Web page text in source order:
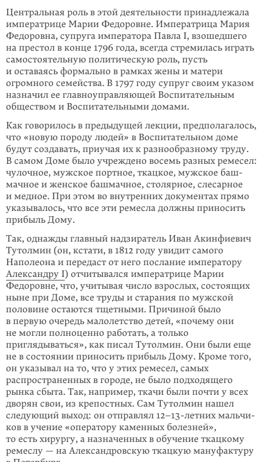
Центральная роль в этой деятельности принадлежала
императрице Марии Федо­ровне. Императрица Мария
Федо­ровна, супруга императора Павла I, взо­шедшего
на престол в конце 1796 го­да, всегда стремилась играть
самостоя­тель­ную политическую роль, пусть
и оставаясь формально в рамках жены и матери
огромного семейства. В 1797 го­­ду супруг своим указом
назна­чил ее главно­управ­ляю­щей Воспита­тельным
обществом и Воспи­тательными домами.
Как говорилось в предыдущей лекции, пред­полагалось,
что «новую породу людей» в Воспитательном доме
будут создавать, приучая их к разно­образному труду.
В самом Доме было учреждено восемь разных реме­сел:
чулочное, муж­ское портное, ткацкое, мужское баш­
мач­­ное и женское башмач­ное, столяр­ное, слесарное
и медное. При этом во внутренних документах прямо
указывалось, что все эти ремесла должны приносить
прибыль Дому.
Так, однажды главный надзи­ратель Иван Акинфиевич
Тутолмин (он, кста­ти, в 1812 году увидит самого
Наполео­на и передаст от него послание импера­тору
Александру I) отчи­ты­вался императрице Марии
Федоровне, что, учитывая число взрослых, состоящих
ныне при Доме, все труды и старания по мужской
половине остаются тщетными. Причиной было
в первую очередь малолетство детей, «почему они
не могли полноценно работать, а только
приглядываться», как писал Тутолмин. Они были еще
не в состоя­нии приносить при­быль Дому. Кроме того,
он ука­зывал на то, что у этих ремесел, самых
распространен­ных в городе, не было подходя­щего
рынка сбыта. Так, напри­мер, ткачи были почти у всех
дворян свои, из кре­пост­ных. Сам Тутолмин нашел
следующий выход: он отправлял 12–13-лет­них мальчи­
ков в учение «опера­тору каменных болез­ней»,
то есть хирургу, а назначенных в обучение ткацкому
ремеслу — на Алек­сандровскую ткацкую мануфактуру